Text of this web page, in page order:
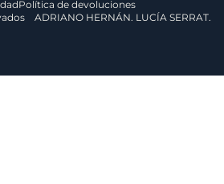
Política de devoluciones
ADRIANO HERNÁN. LUCÍA SERRAT.